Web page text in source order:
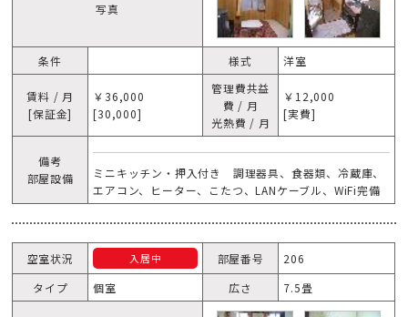
写真
条件 様式 洋室
賃料 / 月
[保証金]
￥36,000
[30,000]
管理費共益
費 / 月
光熱費 / 月
￥12,000
[実費]
備考
部屋設備
ミニキッチン・押入付き 調理器具、食器類、冷蔵庫、
エアコン、ヒーター、こたつ、LANケーブル、WiFi完備
空室状況 入居中 部屋番号
206
タイプ
個室 広さ 7.5畳